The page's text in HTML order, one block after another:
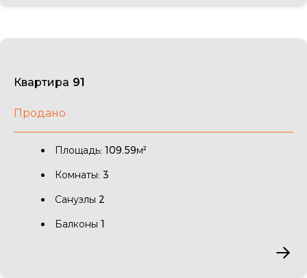
Квартира 91
Продано
Площадь: 109.59м²
Комнаты: 3
Санузлы 2
Балконы 1